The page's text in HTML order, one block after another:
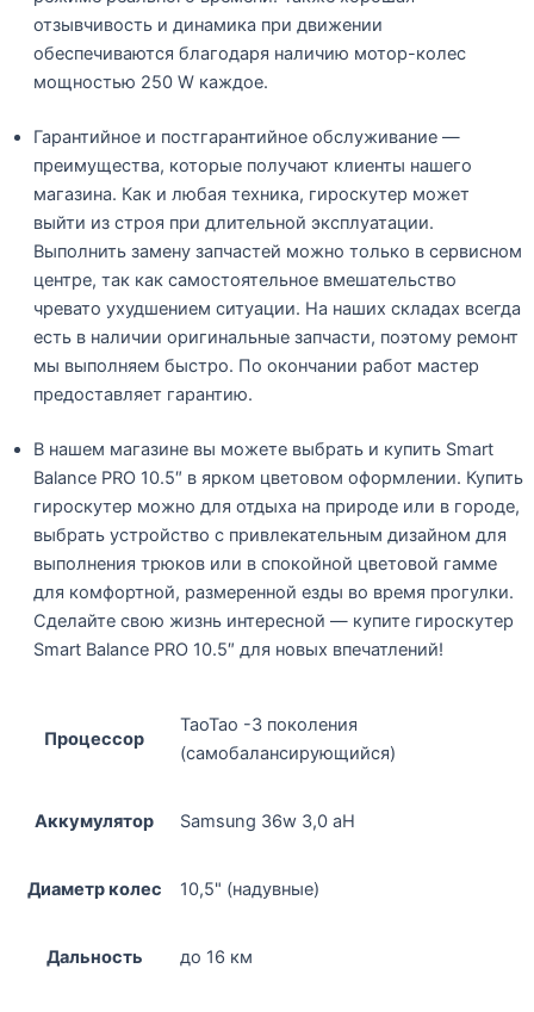
отзывчивость и динамика при движении
обеспечиваются благодаря наличию мотор-колес
мощностью 250 W каждое.
Гарантийное и постгарантийное обслуживание —
преимущества, которые получают клиенты нашего
магазина. Как и любая техника, гироскутер может
выйти из строя при длительной эксплуатации.
Выполнить замену запчастей можно только в сервисном
центре, так как самостоятельное вмешательство
чревато ухудшением ситуации. На наших складах всегда
есть в наличии оригинальные запчасти, поэтому ремонт
мы выполняем быстро. По окончании работ мастер
предоставляет гарантию.
В нашем магазине вы можете выбрать и купить Smart
Balance PRO 10.5″ в ярком цветовом оформлении. Купить
гироскутер можно для отдыха на природе или в городе,
выбрать устройство с привлекательным дизайном для
выполнения трюков или в спокойной цветовой гамме
для комфортной, размеренной езды во время прогулки.
Сделайте свою жизнь интересной — купите гироскутер
Smart Balance PRO 10.5″ для новых впечатлений!
Процессор
ТаоТао -3 поколения
(самобалансирующийся)
Аккумулятор Samsung 36w 3,0 aH
Диаметр колес 10,5" (надувные)
Дальность до 16 км